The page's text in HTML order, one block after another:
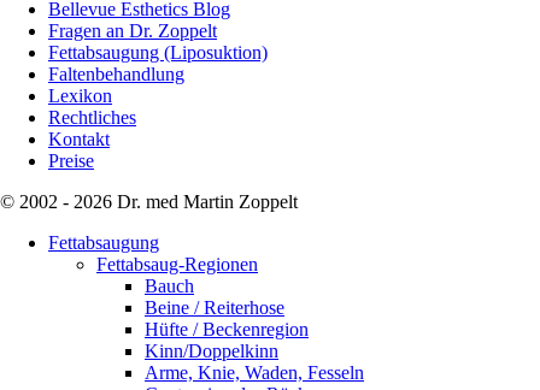
Bellevue Esthetics Blog
Fragen an Dr. Zoppelt
Fettabsaugung (Liposuktion)
Faltenbehandlung
Lexikon
Rechtliches
Kontakt
Preise
© 2002 - 2026 Dr. med Martin Zoppelt
Fettabsaugung
Fettabsaug-Regionen
Bauch
Beine / Reiterhose
Hüfte / Beckenregion
Kinn/Doppelkinn
Arme, Knie, Waden, Fesseln